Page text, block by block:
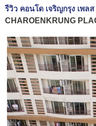
รีวิว คอนโด เจริญกรุง เพล
CHAROENKRUNG